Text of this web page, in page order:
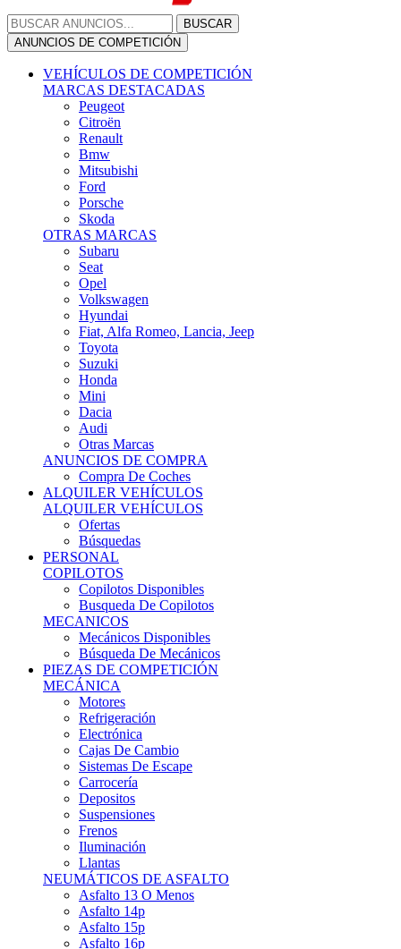
BUSCAR
ANUNCIOS DE COMPETICIÓN
VEHÍCULOS DE COMPETICIÓN
MARCAS DESTACADAS
Peugeot
Citroën
Renault
Bmw
Mitsubishi
Ford
Porsche
Skoda
OTRAS MARCAS
Subaru
Seat
Opel
Volkswagen
Hyundai
Fiat, Alfa Romeo, Lancia, Jeep
Toyota
Suzuki
Honda
Mini
Dacia
Audi
Otras Marcas
ANUNCIOS DE COMPRA
Compra De Coches
ALQUILER VEHÍCULOS
ALQUILER VEHÍCULOS
Ofertas
Búsquedas
PERSONAL
COPILOTOS
Copilotos Disponibles
Busqueda De Copilotos
MECANICOS
Mecánicos Disponibles
Búsqueda De Mecánicos
PIEZAS DE COMPETICIÓN
MECÁNICA
Motores
Refrigeración
Electrónica
Cajas De Cambio
Sistemas De Escape
Carrocería
Depositos
Suspensiones
Frenos
Iluminación
Llantas
NEUMÁTICOS DE ASFALTO
Asfalto 13 O Menos
Asfalto 14p
Asfalto 15p
Asfalto 16p